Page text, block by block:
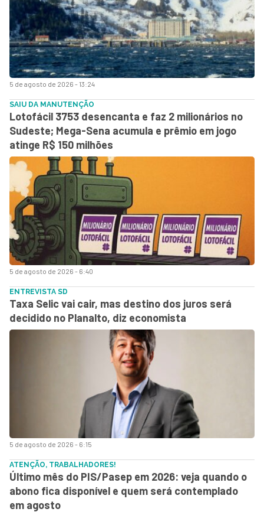
5 de agosto de 2026 - 13:24
5 de agosto de 2026 - 6:40
SAIU DA MANUTENÇÃO
Lotofácil 3753 desencanta e faz 2 milionários no
Sudeste; Mega-Sena acumula e prêmio em jogo
atinge R$ 150 milhões
5 de agosto de 2026 - 6:15
ENTREVISTA SD
Taxa Selic vai cair, mas destino dos juros será
decidido no Planalto, diz economista
ATENÇÃO, TRABALHADORES!
Último mês do PIS/Pasep em 2026: veja quando o
abono fica disponível e quem será contemplado
em agosto